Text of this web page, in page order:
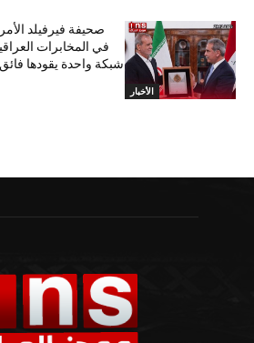
الأخبار
صحيفة فيرفيلد
في المخابرات
شبكة واحدة يقودها